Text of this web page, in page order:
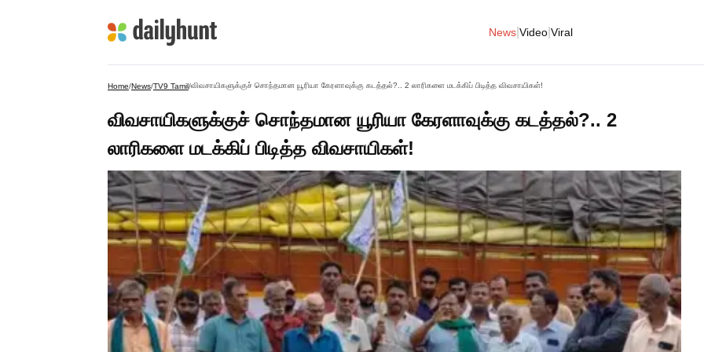
News Video Viral
Home/News/TV9 Tamil/விவசாயிகளுக்குச் சொந்தமான யூரியா கேரளாவுக்கு கடத்தல்?.. 2 லாரிகளை மடக்கிப் பிடித்த விவசாயிகள்!
விவசாயிகளுக்குச் சொந்தமான யூரியா கேரளாவுக்கு கடத்தல்?.. 2
லாரிகளை மடக்கிப் பிடித்த விவசாயிகள்!